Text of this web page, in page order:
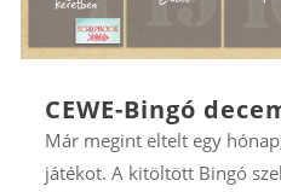
CEWE-Bingó
Már megint eltelt egy
játékot. A kitöltött Bingó